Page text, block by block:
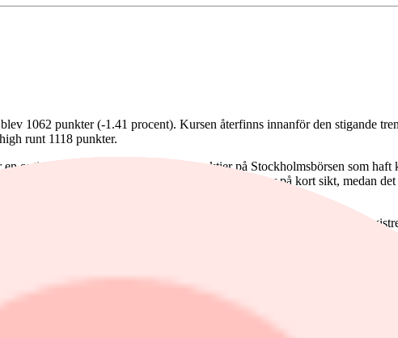
1062 punkter (-1.41 procent). Kursen återfinns innanför den stigande
runt 1118 punkter.
optimistindikator som visar andelen aktier på Stockholmsbörsen som
Vi har därmed en försiktig övervikt av optimister på kort sikt, medan
av insynspersoner i börsens bolag. Den senaste månaden har det
att aktier starka på insiderhandel statistiskt överpresterar mot
långsiktiga investerare att alltid vara investerade på marknaden.
algoritmer har identifierat en stigande trendkanal på kursdiagrammet
trendforskning ger aktier i stigande trender i genomsnitt 6.50